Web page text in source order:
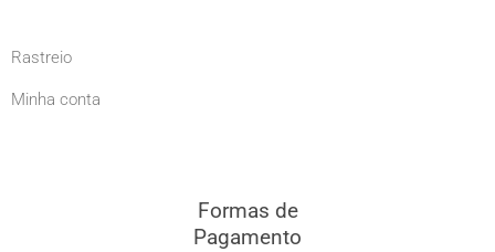
Rastreio
Minha conta
Formas de
Pagamento